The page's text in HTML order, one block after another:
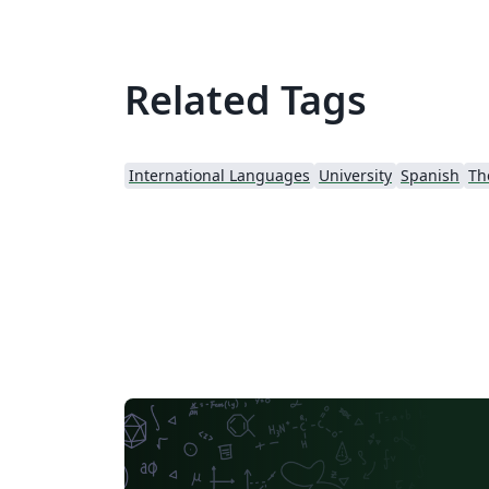
Related Tags
International Languages University Spanish